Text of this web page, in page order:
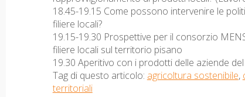
18.45-19.15 Come possono intervenire le
filiere locali?
19.15-19.30 Prospettive per il consorzio
filiere locali sul territorio pisano
19.30 Aperitivo con i prodotti delle aziende
Tag di questo articolo: agricoltura sostenibile,
territoriali